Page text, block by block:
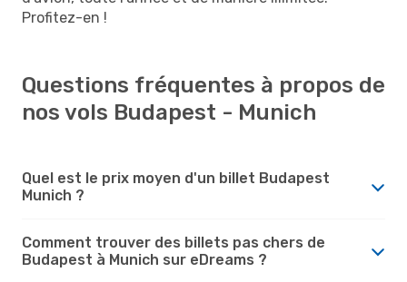
Profitez-en !
Questions fréquentes à propos de
nos vols Budapest - Munich
Quel est le prix moyen d'un billet Budapest
Munich ?
Comment trouver des billets pas chers de
Budapest à Munich sur eDreams ?